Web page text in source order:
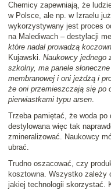
Chemicy zapewniają, że
w Polsce, ale np. w Izraelu
wykorzystywany jest proces
na Malediwach – destylacji
które nadal prowadzą
Kujawski. Naukowcy jednego
szkolny, ma panele
membranowej i oni jeżdżą i
że oni przemieszczają się po
pierwiastkami typu arsen.
Trzeba pamiętać, że woda
destylowana więc tak
zmineralizować. Naukowcy
ubrać.
Trudno oszacować, czy
kosztowna. Wszystko zależy
jakiej technologii skorzystać.